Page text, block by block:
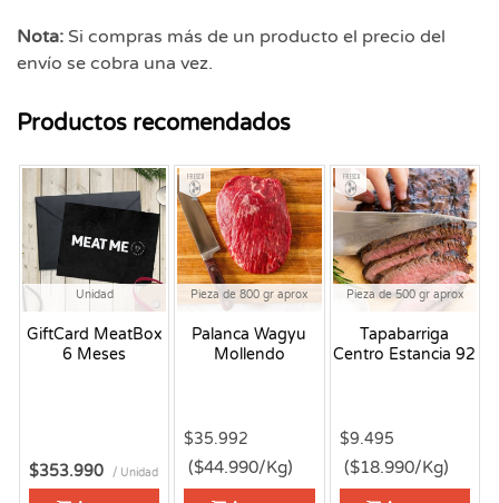
Nota: Si compras más de un producto el precio del
envío se cobra una vez.
Productos recomendados
Unidad
GiftCard MeatBox
6 Meses
$353.990 / Unidad
Pieza de 800 gr aprox
Palanca Wagyu
Mollendo
Fresco
$35.992
($44.990/Kg)
Pieza de 500 gr aprox
Tapabarriga
Centro Estancia 92
Fresco
$9.495
($18.990/Kg)